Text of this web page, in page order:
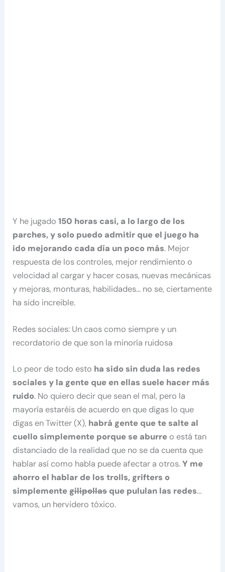
Y he jugado 150 horas casi, a lo largo de los
parches, y solo puedo admitir que el juego ha
ido mejorando cada día un poco más. Mejor
respuesta de los controles, mejor rendimiento o
velocidad al cargar y hacer cosas, nuevas mecánicas
y mejoras, monturas, habilidades… no se, ciertamente
ha sido increible.
Redes sociales: Un caos como siempre y un
recordatorio de que son la minoría ruidosa
Lo peor de todo esto ha sido sin duda las redes
sociales y la gente que en ellas suele hacer más
ruido. No quiero decir que sean el mal, pero la
mayoría estaréis de acuerdo en que digas lo que
digas en Twitter (X), habrá gente que te salte al
cuello simplemente porque se aburre o está tan
distanciado de la realidad que no se da cuenta que
hablar así como habla puede afectar a otros.Y me
ahorro el hablar de los trolls, grifters o
simplementegilipollasque pululan las redes…
vamos, un hervidero tóxico.